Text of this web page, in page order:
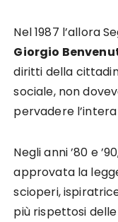
Nel 1987 l’allora
Giorgio
diritti della
sociale, non
pervadere
Negli anni ’80 e
approvata la
scioperi,
più rispettosi